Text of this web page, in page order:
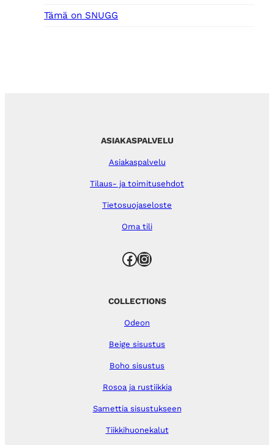
Tämä on SNUGG
ASIAKASPALVELU
Asiakaspalvelu
Tilaus- ja toimitusehdot
Tietosuojaseloste
Oma tili
Facebook Instagram
COLLECTIONS
Odeon
Beige sisustus
Boho sisustus
Rosoa ja rustiikkia
Samettia sisustukseen
Tiikkihuonekalut